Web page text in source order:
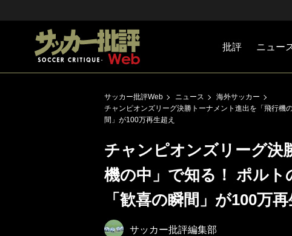
批評 ニュー
サッカー批評Web ニュース
海外サッカー
チャンピオンズリーグ決勝トーナメント進出を「飛行機
間」が100万再生超え
チャンピオンズリーグ決
機の中」で知る！ ポルト
「歓喜の瞬間」が100万再
サッカー批評編集部